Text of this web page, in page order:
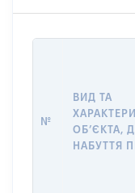
№
ВИД ТА
ОБʼЄКТА,
НАБУТТЯ